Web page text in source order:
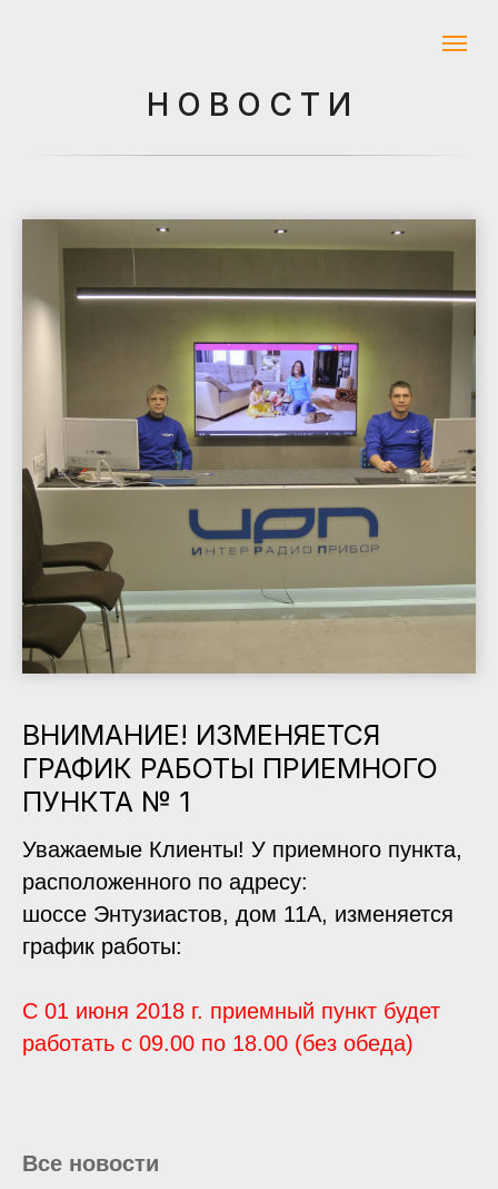
Н О В О С Т И
ВНИМАНИЕ! ИЗМЕНЯЕТСЯ
ГРАФИК РАБОТЫ ПРИЕМНОГО
ПУНКТА № 1
Уважаемые Клиенты! У приемного пункта,
расположенного по адресу:
шоссе Энтузиастов, дом 11А, изменяется
график работы:
С 01 июня 2018 г. приемный пункт будет
работать с 09.00 по 18.00 (без обеда)
Все новости